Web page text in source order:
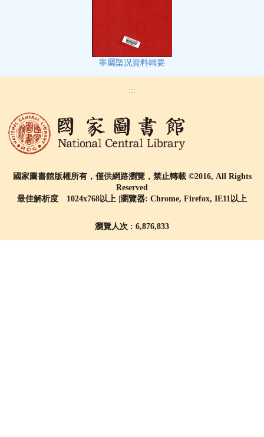
寧屬㮣况資料輯要
:::
國家圖書館版權所有，僅供網路瀏覽，禁止轉載 ©2016, All Rights
Reserved
最佳解析度 1024x768以上 |瀏覽器: Chrome, Firefox, IE11以上
瀏覽人次 : 6,876,833